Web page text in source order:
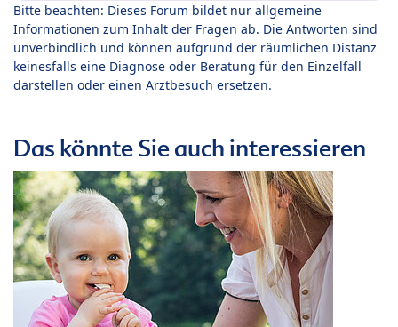
Bitte beachten: Dieses Forum bildet nur allgemeine
Informationen zum Inhalt der Fragen ab. Die Antworten sind
unverbindlich und können aufgrund der räumlichen Distanz
keinesfalls eine Diagnose oder Beratung für den Einzelfall
darstellen oder einen Arztbesuch ersetzen.
Das könnte Sie auch interessieren